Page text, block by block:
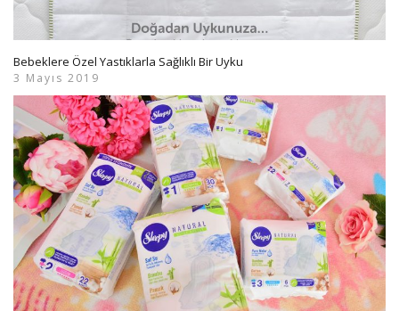
Bebeklere Özel Yastıklarla Sağlıklı Bir Uyku
3 Mayıs 2019